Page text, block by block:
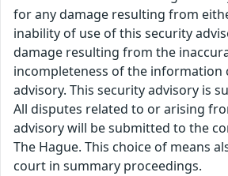
for any damage resulting from
inability of use of this security
damage resulting from the
incompleteness of the information
advisory. This security advisory is
All disputes related to or arising
advisory will be submitted to the
The Hague. This choice of means
court in summary proceedings.